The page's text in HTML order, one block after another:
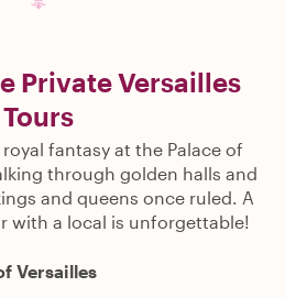
Private Versailles
Tours
fantasy at the Palace of
through golden halls and
and queens once ruled. A
with a local is unforgettable!
Versailles